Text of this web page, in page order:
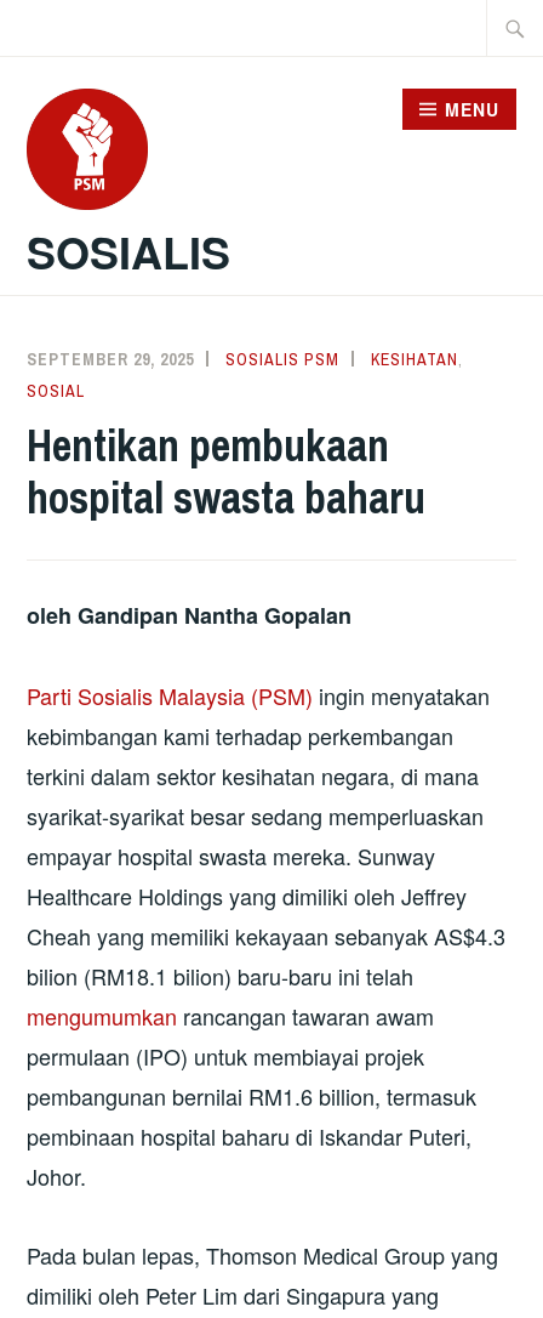
content
SOSIALIS
MENU
SEPTEMBER 29, 2025 SOSIALIS PSM KESIHATAN
SOSIAL
Hentikan pembukaan
hospital swasta baharu
oleh Gandipan Nantha Gopalan
Parti Sosialis Malaysia (PSM) ingin menyatakan
kebimbangan kami terhadap perkembangan
terkini dalam sektor kesihatan negara, di mana
syarikat-syarikat besar sedang memperluaskan
empayar hospital swasta mereka. Sunway
Healthcare Holdings yang dimiliki oleh Jeffrey
Cheah yang memiliki kekayaan sebanyak AS$4.3
bilion (RM18.1 bilion) baru-baru ini telah
mengumumkan rancangan tawaran awam
permulaan (IPO) untuk membiayai projek
pembangunan bernilai RM1.6 billion, termasuk
pembinaan hospital baharu di Iskandar Puteri,
Johor.
Pada bulan lepas, Thomson Medical Group yang
dimiliki oleh Peter Lim dari Singapura yang